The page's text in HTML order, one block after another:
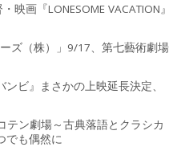
画『LONESOME VACATION』
ズ（株）」9/17、第七藝術劇場
ビ』まさかの上映延長決定、
ン劇場～古典落語とクラシカ
でも偶然に